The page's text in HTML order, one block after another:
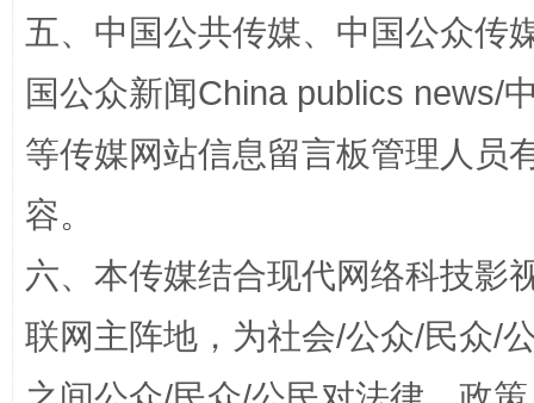
一颗心始终滚烫 还
五、中国公共传媒、中国公众传
国公众新闻China publics news/
等传媒网站信息留言板管理人员
容。
六、本传媒结合现代网络科技影
联网主阵地，为社会/公众/民众/